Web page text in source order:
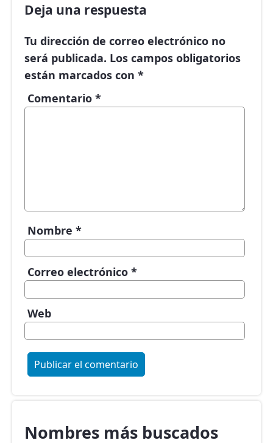
Deja una respuesta
Tu dirección de correo electrónico no
será publicada. Los campos obligatorios
están marcados con *
Comentario *
Nombre *
Correo electrónico *
Web
Nombres más buscados